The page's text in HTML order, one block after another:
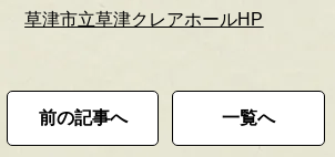
草津市立草津クレアホールHP
前の記事へ 一覧へ